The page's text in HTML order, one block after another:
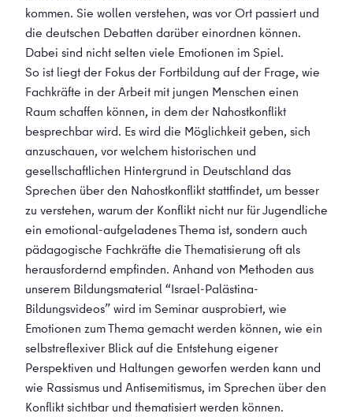
kommen. Sie wollen verstehen, was vor Ort passiert und
die deutschen Debatten darüber einordnen können.
Dabei sind nicht selten viele Emotionen im Spiel.
So ist liegt der Fokus der Fortbildung auf der Frage, wie
Fachkräfte in der Arbeit mit jungen Menschen einen
Raum schaffen können, in dem der Nahostkonflikt
besprechbar wird. Es wird die Möglichkeit geben, sich
anzuschauen, vor welchem historischen und
gesellschaftlichen Hintergrund in Deutschland das
Sprechen über den Nahostkonflikt stattfindet, um besser
zu verstehen, warum der Konflikt nicht nur für Jugendliche
ein emotional-aufgeladenes Thema ist, sondern auch
pädagogische Fachkräfte die Thematisierung oft als
herausfordernd empfinden. Anhand von Methoden aus
unserem Bildungsmaterial “Israel-Palästina-
Bildungsvideos” wird im Seminar ausprobiert, wie
Emotionen zum Thema gemacht werden können, wie ein
selbstreflexiver Blick auf die Entstehung eigener
Perspektiven und Haltungen geworfen werden kann und
wie Rassismus und Antisemitismus, im Sprechen über den
Konflikt sichtbar und thematisiert werden können.